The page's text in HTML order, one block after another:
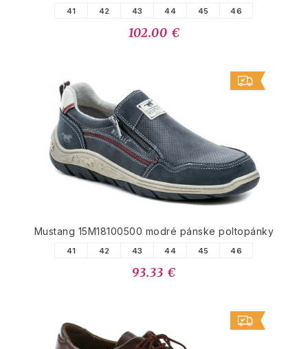
41 42 43 44 45 46
102.00 €
Mustang 15M18100500 modré pánske poltopánky
41 42 43 44 45 46
93.33 €